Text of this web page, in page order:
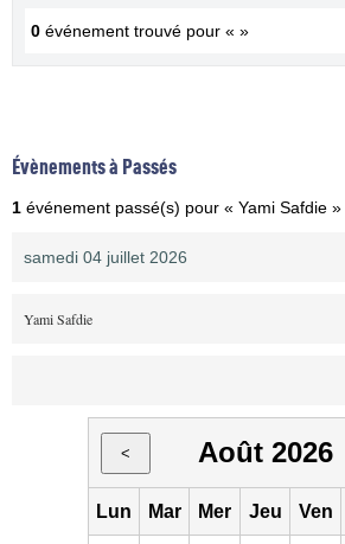
0 événement trouvé pour « »
Évènements à Passés
1 événement passé(s) pour « Yami Safdie »
samedi 04 juillet 2026
Yami Safdie
< Août 2026
Lun Mar Mer Jeu Ven